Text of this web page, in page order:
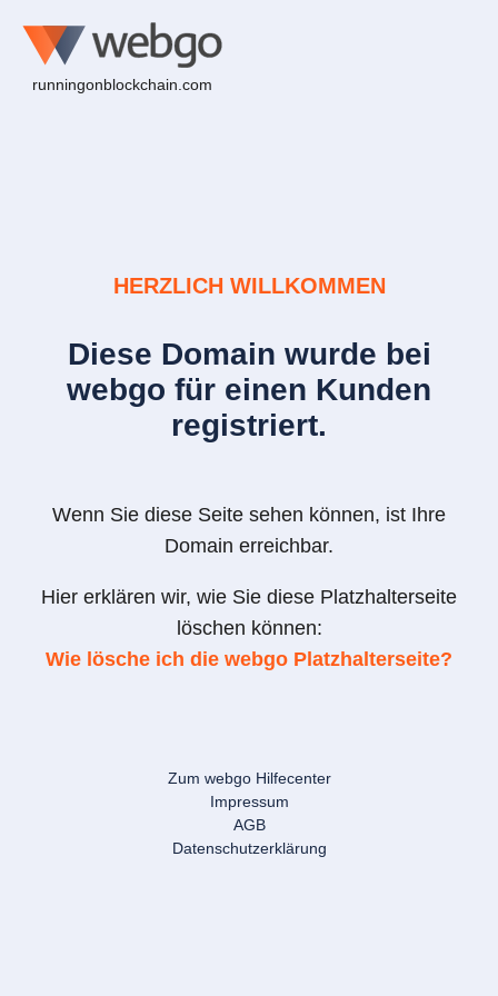
runningonblockchain.com
HERZLICH WILLKOMMEN
Diese Domain wurde bei
webgo für einen Kunden
registriert.
Wenn Sie diese Seite sehen können, ist Ihre
Domain erreichbar.
Hier erklären wir, wie Sie diese Platzhalterseite
löschen können:
Wie lösche ich die webgo Platzhalterseite?
Zum webgo Hilfecenter
Impressum
AGB
Datenschutzerklärung